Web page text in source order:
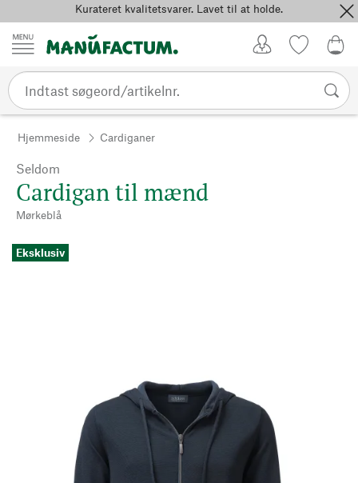
Spring til indholdKurateret kvalitetsvarer. Lavet til at holde.
Hjemmeside Cardiganer
Seldom
Cardigan til mænd
Mørkeblå
Eksklusiv